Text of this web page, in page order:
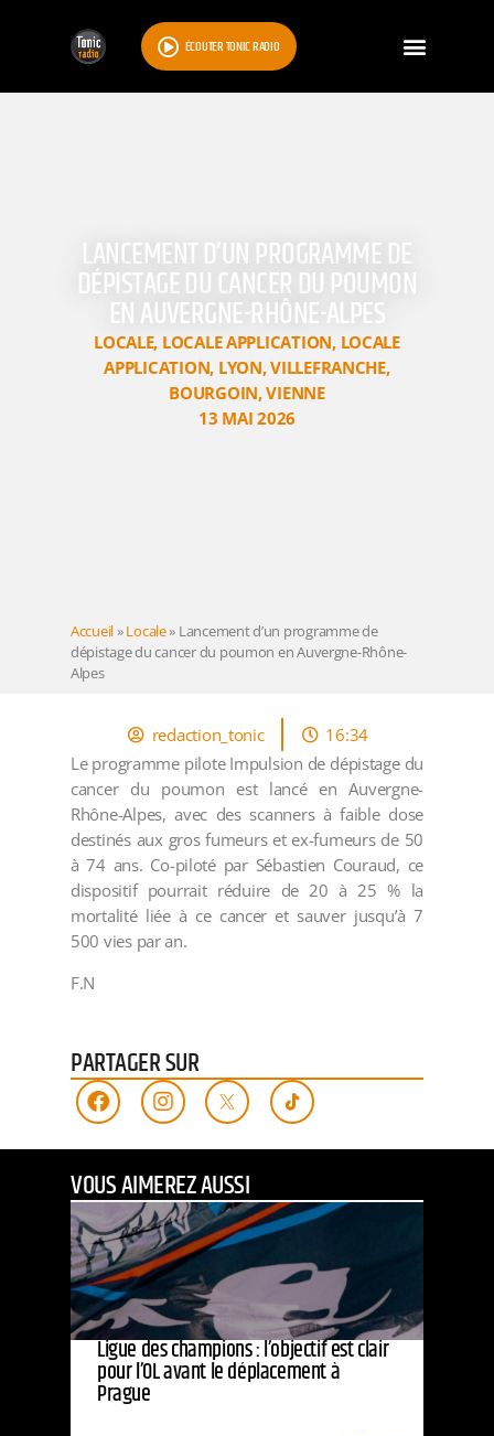
ÉCOUTER TONIC RADIO
LANCEMENT D’UN PROGRAMME DE
DÉPISTAGE DU CANCER DU POUMON
EN AUVERGNE-RHÔNE-ALPES
LOCALE, LOCALE APPLICATION, LOCALE
APPLICATION, LYON,VILLEFRANCHE,
BOURGOIN,VIENNE
13 MAI 2026
Accueil»Locale» Lancement d’un programme de
dépistage du cancer du poumon en Auvergne-Rhône-
Alpes
redaction_tonic
16:34
Le programme pilote Impulsion de dépistage du
cancer du poumon est lancé en Auvergne-
Rhône-Alpes, avec des scanners à faible dose
destinés aux gros fumeurs et ex-fumeurs de 50
à 74 ans. Co-piloté par Sébastien Couraud, ce
dispositif pourrait réduire de 20 à 25 % la
mortalité liée à ce cancer et sauver jusqu’à 7
500 vies par an.
F.N
PARTAGER SUR
VOUS AIMEREZ AUSSI
Ligue des champions : l’objectif est clair
pour l’OL avant le déplacement à
Prague